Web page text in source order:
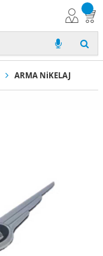
ARMA NiKELAJ